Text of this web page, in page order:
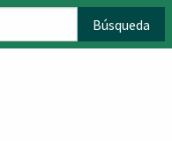
Búsqueda